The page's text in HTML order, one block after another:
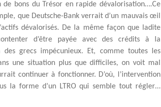
bons du Trésor en rapide dévalorisation….Ce
que Deutsche-Bank verrait d’un mauvais œil
dévalorisés. De la même façon que ladite
d’être payée avec des crédits à la
grecs impécunieux. Et, comme toutes les
une situation plus que difficiles, on voit mal
continuer à fonctionner. D’où, l’intervention
la forme d’un LTRO qui semble tout régler…